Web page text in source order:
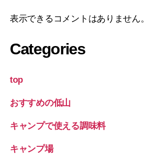
表示できるコメントはありません。
Categories
top
おすすめの低山
キャンプで使える調味料
キャンプ場